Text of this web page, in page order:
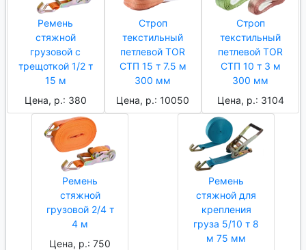
Ремень
стяжной
грузовой с
трещоткой 1/2 т
15 м
Цена, р.: 380
Строп
текстильный
петлевой TOR
СТП 15 т 7.5 м
300 мм
Цена, р.: 10050
Строп
текстильный
петлевой TOR
СТП 10 т 3 м
300 мм
Цена, р.: 3104
Ремень
стяжной
грузовой 2/4 т
4 м
Цена, р.: 750
Ремень
стяжной для
крепления
груза 5/10 т 8
м 75 мм